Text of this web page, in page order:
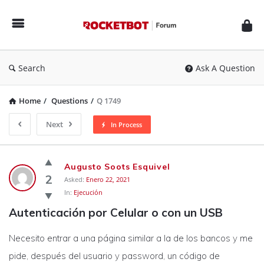
Forum
Search Ask A Question
Home / Questions / Q 1749
Next In Process
Rocketbot
Forum
Latest
Questions
2
Augusto Soots Esquivel
Asked: Enero 22, 2021
In: Ejecución
Autenticación por Celular o con un USB
Necesito entrar a una página similar a la de los bancos y me
pide, después del usuario y password, un código de